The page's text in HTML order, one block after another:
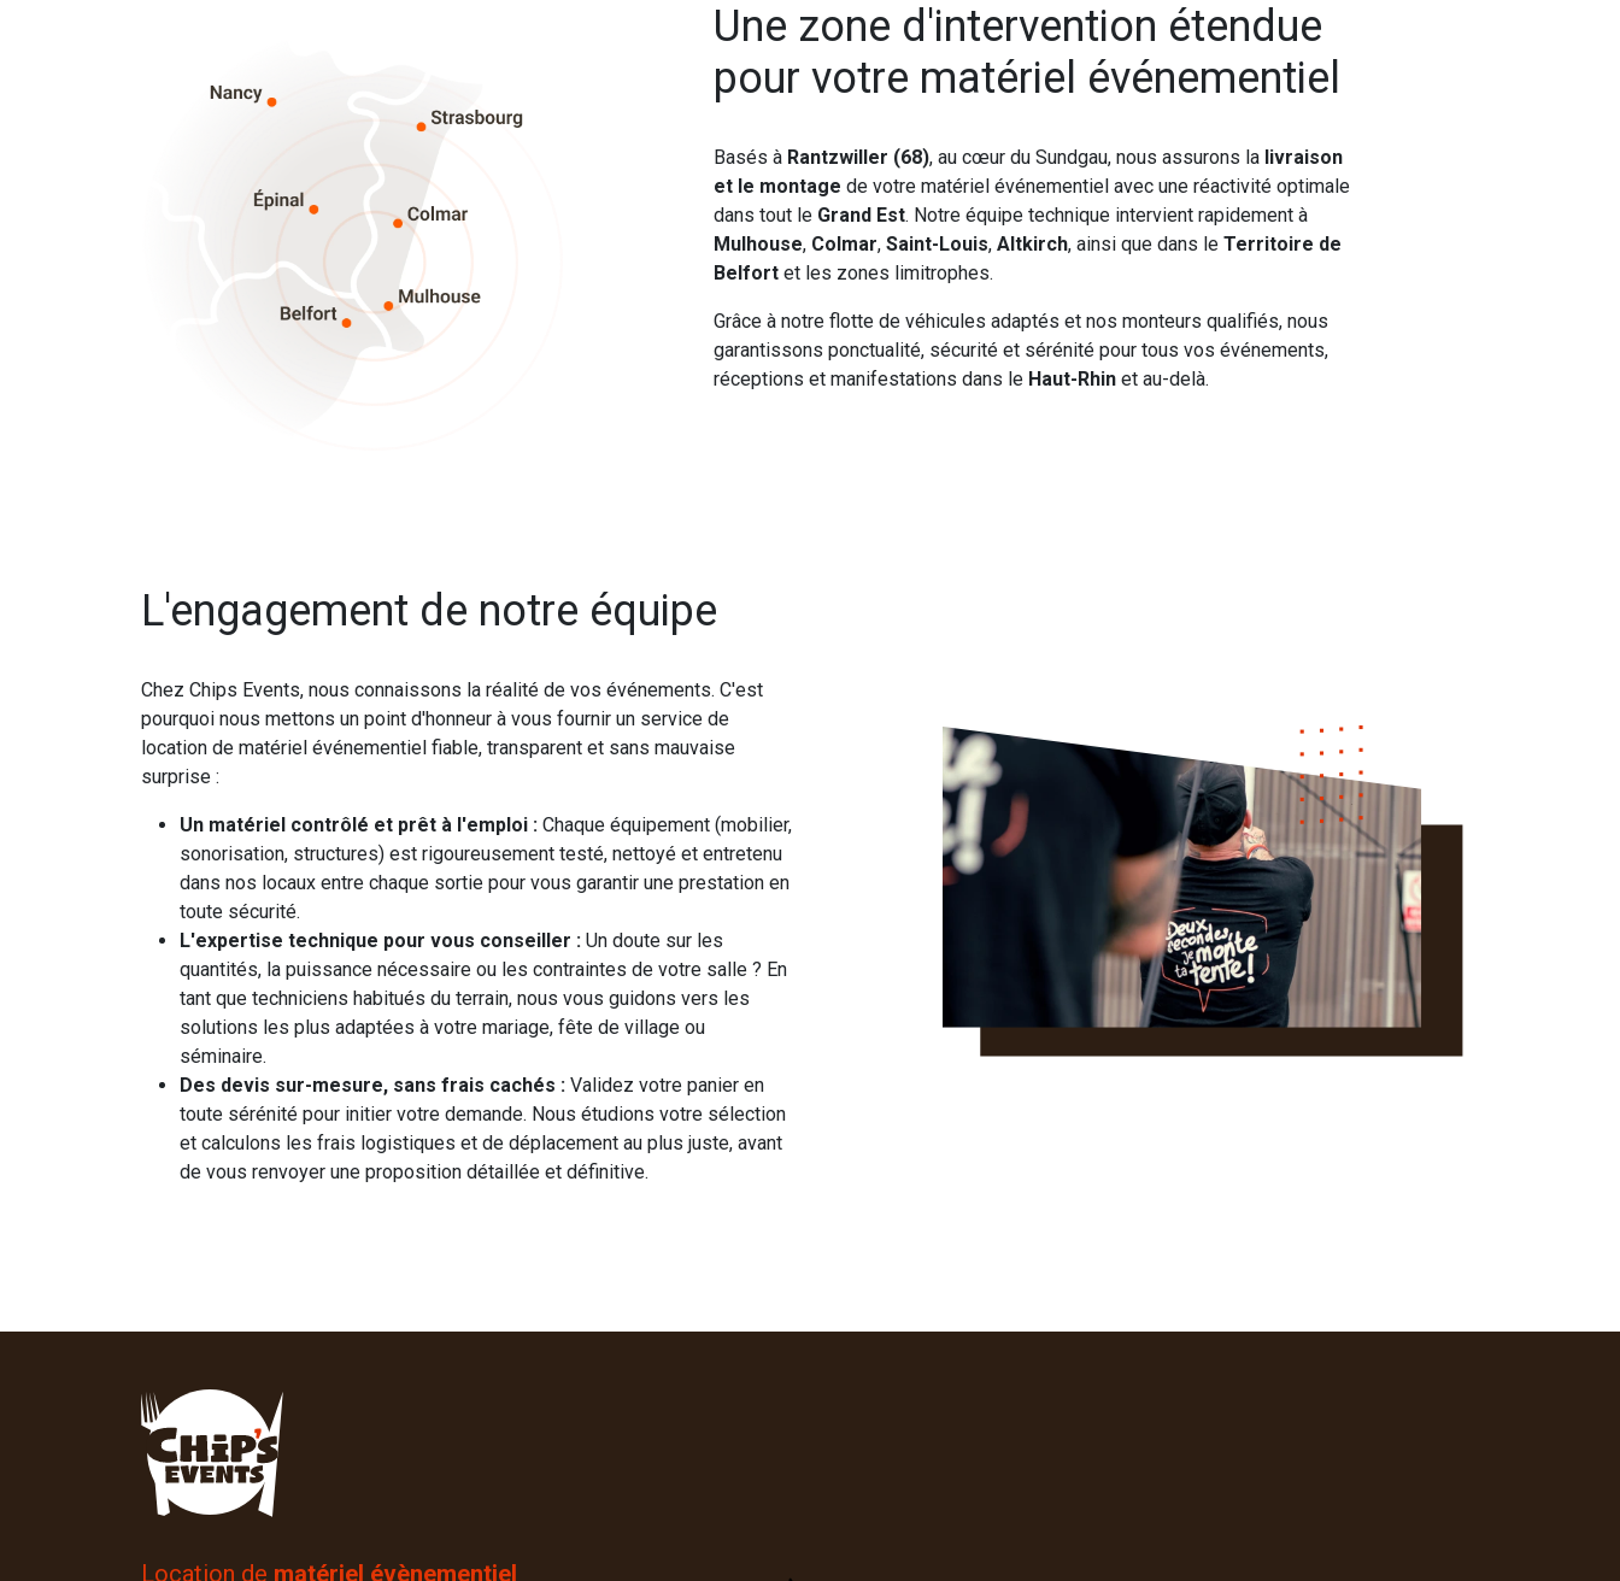
Une zone d'intervention étendue
pour votre matériel événementiel
Basés à Rantzwiller (68), au cœur du Sundgau, nous assurons la livraison
et le montage de votre matériel événementiel avec une réactivité optimale
dans tout le Grand Est. Notre équipe technique intervient rapidement à
Mulhouse, Colmar, Saint-Louis, Altkirch, ainsi que dans le Territoire de
Belfort et les zones limitrophes.
Grâce à notre flotte de véhicules adaptés et nos monteurs qualifiés, nous
garantissons ponctualité, sécurité et sérénité pour tous vos événements,
réceptions et manifestations dans le Haut-Rhin et au-delà.
L'engagement de notre équipe
Chez Chips Events, nous connaissons la réalité de vos événements. C'est
pourquoi nous mettons un point d'honneur à vous fournir un service de
location de matériel événementiel fiable, transparent et sans mauvaise
surprise :
Un matériel contrôlé et prêt à l'emploi : Chaque équipement (mobilier,
sonorisation, structures) est rigoureusement testé, nettoyé et entretenu
dans nos locaux entre chaque sortie pour vous garantir une prestation en
toute sécurité.
L'expertise technique pour vous conseiller : Un doute sur les
quantités, la puissance nécessaire ou les contraintes de votre salle ? En
tant que techniciens habitués du terrain, nous vous guidons vers les
solutions les plus adaptées à votre mariage, fête de village ou
séminaire.
Des devis sur-mesure, sans frais cachés : Validez votre panier en
toute sérénité pour initier votre demande. Nous étudions votre sélection
et calculons les frais logistiques et de déplacement au plus juste, avant
de vous renvoyer une proposition détaillée et définitive.
Location de matériel évènementiel